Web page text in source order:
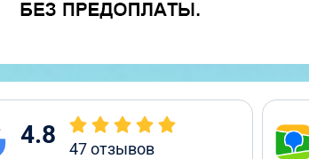
4.8 47отзывов